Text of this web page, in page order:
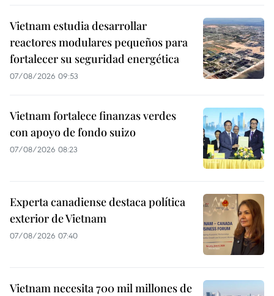
Vietnam estudia desarrollar
reactores modulares pequeños para
fortalecer su seguridad energética
07/08/2026 09:53
Vietnam fortalece finanzas verdes
con apoyo de fondo suizo
07/08/2026 08:23
Experta canadiense destaca política
exterior de Vietnam
07/08/2026 07:40
Vietnam necesita 700 mil millones de